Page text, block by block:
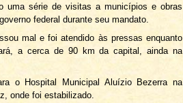
uma série de visitas a municípios e obras
federal durante seu mandato.
mal e foi atendido às pressas enquanto
a cerca de 90 km da capital, ainda na
o Hospital Municipal Aluízio Bezerra na
onde foi estabilizado.